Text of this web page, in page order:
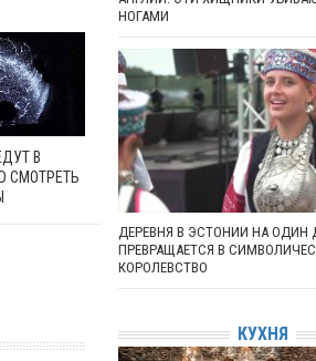
В
СМОТРЕТЬ
НОГАМИ
ДЕРЕВНЯ В ЭСТОНИИ НА ОДИН
ПРЕВРАЩАЕТСЯ В
КОРОЛЕВСТВО
КУХНЯ